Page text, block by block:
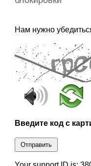
Нам нужно
Введите код с
Отправить